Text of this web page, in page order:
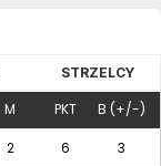
STRZELCY
M PKT B (+/-)
2 6 3